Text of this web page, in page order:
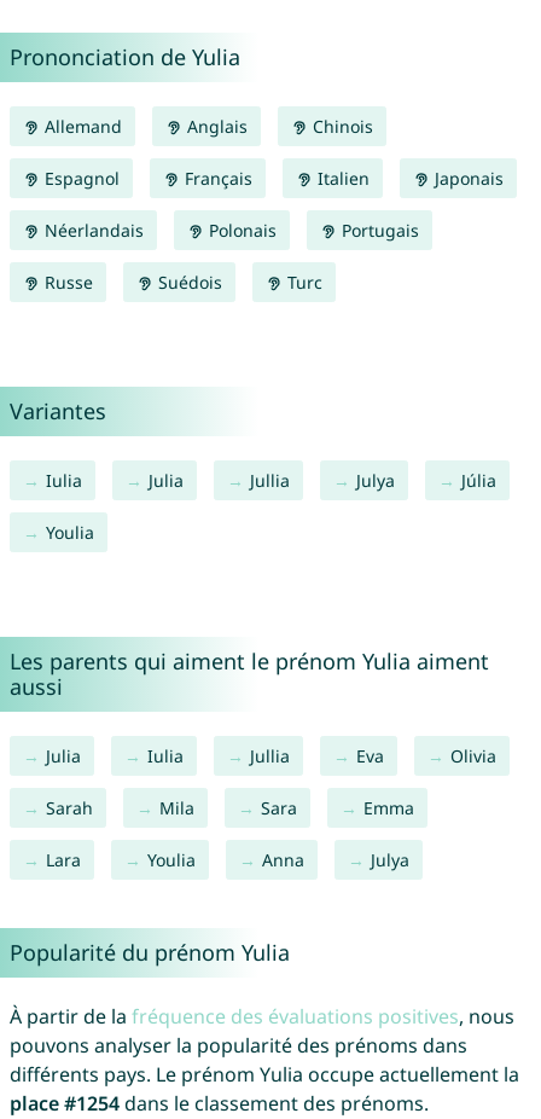
Prononciation de Yulia
Allemand Anglais Chinois
Espagnol Français Italien Japonais
Néerlandais Polonais Portugais
Russe Suédois Turc
Variantes
Iulia Julia Jullia Julya Júlia
Youlia
Les parents qui aiment le prénom Yulia aiment
aussi
Julia Iulia Jullia Eva Olivia
Sarah Mila Sara Emma
Lara Youlia Anna Julya
Popularité du prénom Yulia
À partir de la fréquence des évaluations positives, nous
pouvons analyser la popularité des prénoms dans
différents pays. Le prénom Yulia occupe actuellement la
place #1254dans le classement des prénoms.